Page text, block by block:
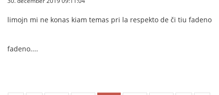
limojn mi ne konas kiam temas pri la respekto de či tiu fadeno
fadeno....